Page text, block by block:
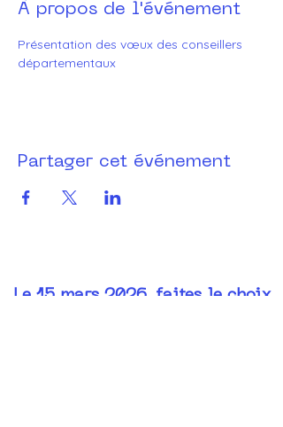
À propos de l'événement
Présentation des vœux des conseillers
départementaux
Partager cet événement
Le 15 mars 2026, faites le choix